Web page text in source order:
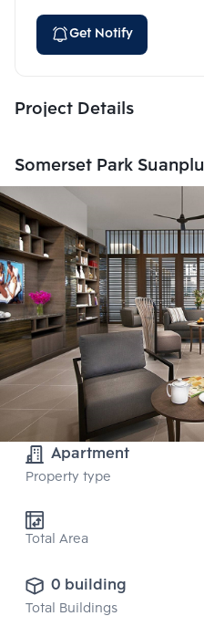
Get Notify
Project Details
Somerset Park Suanplu
Apartment
Property type
Total Area
0 building
Total Buildings